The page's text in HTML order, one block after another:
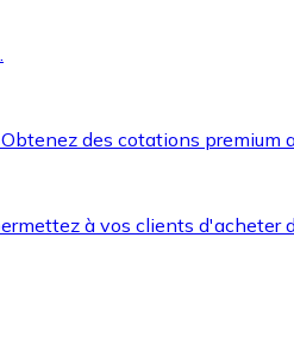
des cotations premium
à vos clients d'acheter